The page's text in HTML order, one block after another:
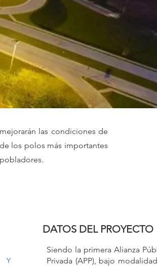
las condiciones de
los polos más importantes
Y
DATOS DEL PROYECTO
Siendo la primera Alianza
Privada (APP), bajo